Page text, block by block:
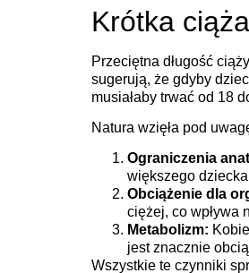
Krótka
Przeciętna długość
sugerują, że gdyby
musiałaby trwać od 18
Natura wzięła pod
Ograniczenia
większego
Obciążenie dla
ciężej, co wpływa
Metabolizm:
jest znacznie
Wszystkie te czynniki